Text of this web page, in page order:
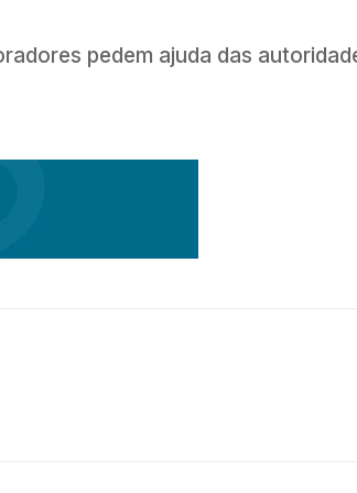
pedem ajuda das